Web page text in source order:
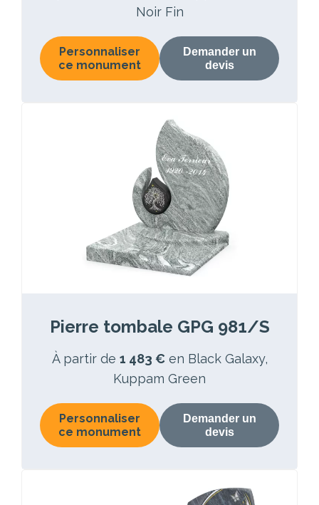
Noir Fin
Personnaliser
ce monument
Demander un
devis
Pierre tombale GPG 981/S
À partir de 1 483 € en Black Galaxy,
Kuppam Green
Personnaliser
ce monument
Demander un
devis